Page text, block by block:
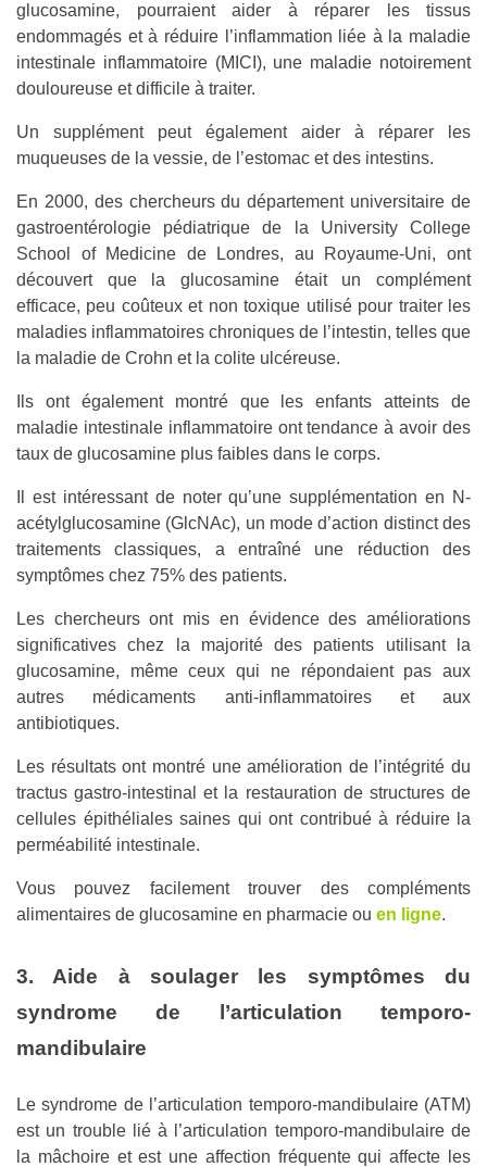
glucosamine, pourraient aider à réparer les tissus
endommagés et à réduire l’inflammation liée à la maladie
intestinale inflammatoire (MICI), une maladie notoirement
douloureuse et difficile à traiter.
Un supplément peut également aider à réparer les
muqueuses de la vessie, de l’estomac et des intestins.
En 2000, des chercheurs du département universitaire de
gastroentérologie pédiatrique de la University College
School of Medicine de Londres, au Royaume-Uni, ont
découvert que la glucosamine était un complément
efficace, peu coûteux et non toxique utilisé pour traiter les
maladies inflammatoires chroniques de l’intestin, telles que
la maladie de Crohn et la colite ulcéreuse.
Ils ont également montré que les enfants atteints de
maladie intestinale inflammatoire ont tendance à avoir des
taux de glucosamine plus faibles dans le corps.
Il est intéressant de noter qu’une supplémentation en N-
acétylglucosamine (GlcNAc), un mode d’action distinct des
traitements classiques, a entraîné une réduction des
symptômes chez 75% des patients.
Les chercheurs ont mis en évidence des améliorations
significatives chez la majorité des patients utilisant la
glucosamine, même ceux qui ne répondaient pas aux
autres médicaments anti-inflammatoires et aux
antibiotiques.
Les résultats ont montré une amélioration de l’intégrité du
tractus gastro-intestinal et la restauration de structures de
cellules épithéliales saines qui ont contribué à réduire la
perméabilité intestinale.
Vous pouvez facilement trouver des compléments
alimentaires de glucosamine en pharmacie ou en ligne.
3. Aide à soulager les symptômes du
syndrome de l’articulation temporo-
mandibulaire
Le syndrome de l’articulation temporo-mandibulaire (ATM)
est un trouble lié à l’articulation temporo-mandibulaire de
la mâchoire et est une affection fréquente qui affecte les